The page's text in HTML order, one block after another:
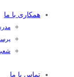
همکاری با ما
تماس با ما